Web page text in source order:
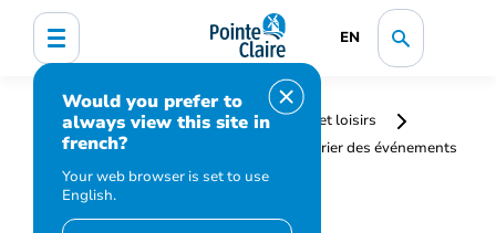
EN
Would you prefer to
always view this site in
french?
Your web browser is set to use
English.
Accueil
Bibliothèque, culture, sports et loisirs
Programmation et inscription
Calendrier des événements
et activités
Yuki Isami : Rives